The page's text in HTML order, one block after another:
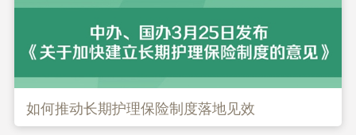
如何推动长期护理保险制度落地见效